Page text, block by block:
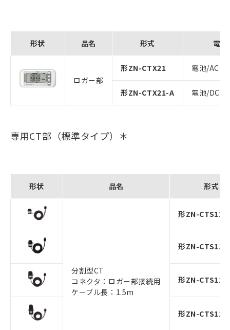
形状 品名 形式 電源
ロガー部
形ZN-CTX21 電池/ACア
形ZN-CTX21-A 電池/DCケ
専用CT部（標準タイプ）＊
形状 品名 形式
分割型CT
コネクタ：ロガー部接続用
ケーブル長：1.5m
形ZN-CTS11-
形ZN-CTS11-
形ZN-CTS11-
形ZN-CTS11-